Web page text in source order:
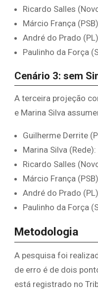
Ricardo Salles
Márcio França
André do Prado
Paulinho da Força
Cenário 3: sem
A terceira projeção
e Marina Silva
Guilherme Derrite
Marina Silva (Rede):
Ricardo Salles
Márcio França
André do Prado
Paulinho da Força
Metodologia
A pesquisa foi
de erro é de dois
está registrado no